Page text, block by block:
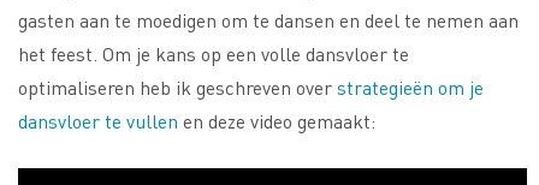
gasten aan te moedigen om te dansen en deel te nemen aan
het feest. Om je kans op een volle dansvloer te
optimaliseren heb ik geschreven overstrategieën om je
dansvloer te vullen en deze video gemaakt: